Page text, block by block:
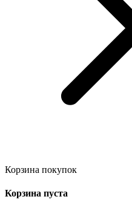
Корзина покупок
Корзина пуста